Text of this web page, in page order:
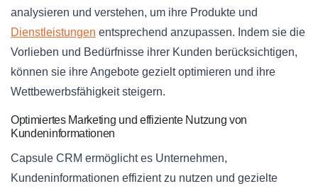
analysieren und verstehen, um ihre Produkte und
Dienstleistungen entsprechend anzupassen. Indem sie die
Vorlieben und Bedürfnisse ihrer Kunden berücksichtigen,
können sie ihre Angebote gezielt optimieren und ihre
Wettbewerbsfähigkeit steigern.
Optimiertes Marketing und effiziente Nutzung von
Kundeninformationen
Capsule CRM ermöglicht es Unternehmen,
Kundeninformationen effizient zu nutzen und gezielte